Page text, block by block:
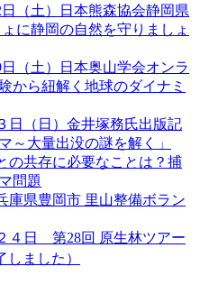
日（土）日本熊森協会静岡県
に静岡の自然を守りましょ
日（土）日本奥山学会オンラ
から紐解く地球のダイナミ
日（日）金井塚務氏出版記
～大量出没の謎を解く」
の共存に必要なことは？捕
問題
庫県豊岡市 里山整備ボラン
４日 第28回 原生林ツアー
しました）